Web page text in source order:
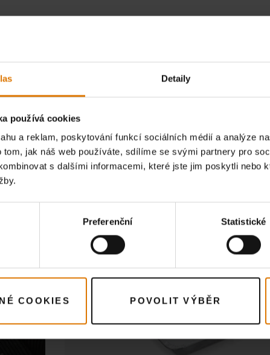
Detaily
používá cookies
a reklam, poskytování funkcí sociálních médií a analýze
tom, jak náš web používáte, sdílíme se svými partnery pro
s dalšími informacemi, které jste jim poskytli nebo
Preferenční Statistické
COOKIES POVOLIT VÝBĚR
Doporučené
Hliníkové misky
Zobrazit podrobnosti